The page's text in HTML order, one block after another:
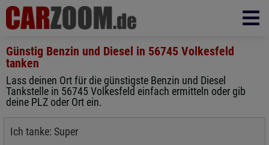
Günstig Benzin und Diesel in 56745 Volkesfeld
tanken
Lass deinen Ort für die günstigste Benzin und Diesel
Tankstelle in 56745 Volkesfeld einfach ermitteln oder gib
deine PLZ oder Ort ein.